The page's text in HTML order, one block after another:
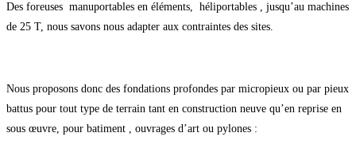
Des foreuses manuportables en éléments, héliportables , jusqu’au machines
de 25 T, nous savons nous adapter aux contraintes des sites.
Nous proposons donc des fondations profondes par micropieux ou par pieux
battus pour tout type de terrain tant en construction neuve qu’en reprise en
sous œuvre, pour batiment , ouvrages d’art ou pylones :